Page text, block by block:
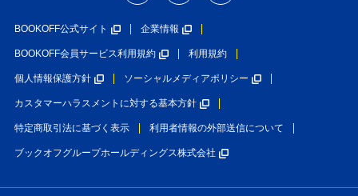
BOOKOFF公式サイト 企業情報
BOOKOFF会員サービス利用規約 利用規約
個人情報保護方針 ソーシャルメディアポリシー
カスタマーハラスメントに対する基本方針
特定商取引法に基づく表示 利用者情報の外部送信について
ブックオフグループホールディングス株式会社